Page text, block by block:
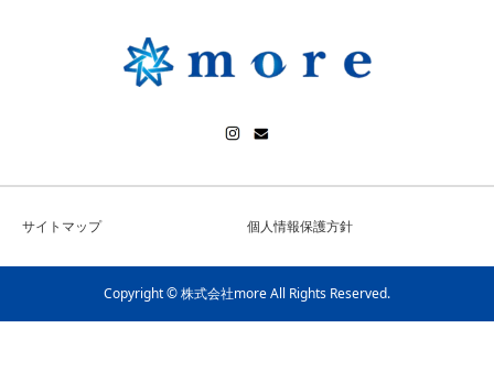
サイトマップ 個人情報保護方針
Copyright © 株式会社more All Rights Reserved.